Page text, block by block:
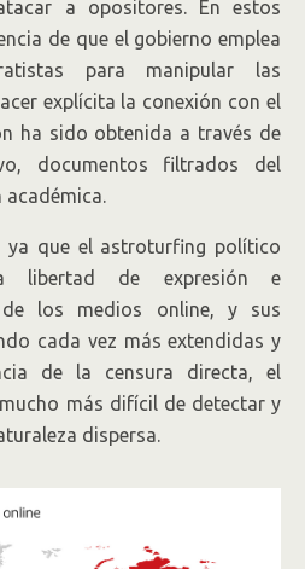
a opositores. En estos
de que el gobierno emplea
para manipular las
explícita la conexión con el
ha sido obtenida a través de
documentos filtrados del
académica.
ya que el astroturfing político
libertad de expresión e
los medios online, y sus
cada vez más extendidas y
de la censura directa, el
más difícil de detectar y
dispersa.